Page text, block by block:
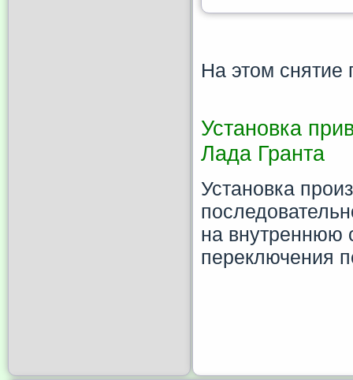
На этом
Установка
Лада Гранта
Установка
на внутреннюю
переключения